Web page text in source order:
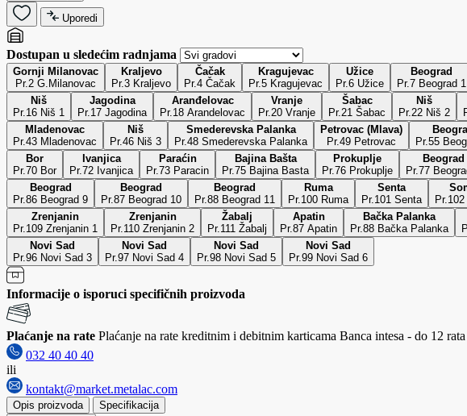
Uporedi
Dostupan u sledećim radnjama
Gornji Milanovac
Pr.2 G.Milanovac
Kraljevo
Pr.3 Kraljevo
Čačak
Pr.4 Čačak
Kragujevac
Pr.5 Kragujevac
Užice
Pr.6 Užice
Beograd
Pr.7 Beograd 1
Niš
Pr.16 Niš 1
Jagodina
Pr.17 Jagodina
Aranđelovac
Pr.18 Arandelovac
Vranje
Pr.20 Vranje
Šabac
Pr.21 Šabac
Niš
Pr.22 Niš 2
Mladenovac
Pr.43 Mladenovac
Niš
Pr.46 Niš 3
Smederevska Palanka
Pr.48 Smederevska Palanka
Petrovac (Mlava)
Pr.49 Petrovac
Pr.55
Bor
Pr.70 Bor
Ivanjica
Pr.72 Ivanjica
Paraćin
Pr.73 Paracin
Bajina Bašta
Pr.75 Bajina Basta
Prokuplje
Pr.76 Prokuplje
Beograd
Pr.77
Beograd
Pr.86 Beograd 9
Beograd
Pr.87 Beograd 10
Beograd
Pr.88 Beograd 11
Ruma
Pr.100 Ruma
Senta
Pr.101 Senta
Zrenjanin
Pr.109 Zrenjanin 1
Zrenjanin
Pr.110 Zrenjanin 2
Žabalj
Pr.111 Žabalj
Apatin
Pr.87 Apatin
Bačka Palanka
Pr.88 Bačka Palanka
Novi Sad
Pr.96 Novi Sad 3
Novi Sad
Pr.97 Novi Sad 4
Novi Sad
Pr.98 Novi Sad 5
Novi Sad
Pr.99 Novi Sad 6
Informacije o isporuci specifičnih proizvoda
Plaćanje na rate Plaćanje na rate kreditnim i debitnim karticama Banca intesa - do 12 rata
032 40 40 40
ili
kontakt@market.metalac.com
Opis proizvoda
Specifikacija